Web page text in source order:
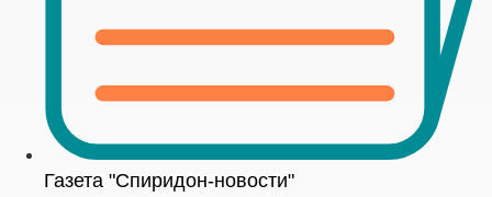
Газета "Спиридон-новости"